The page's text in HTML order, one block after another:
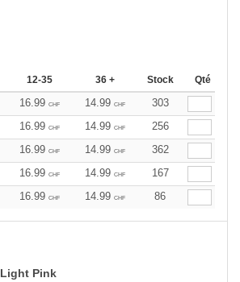
12-35 36 + Stock Qté
16.99 CHF 14.99 CHF
303
16.99 CHF 14.99 CHF
256
16.99 CHF 14.99 CHF
362
16.99 CHF 14.99 CHF
167
16.99 CHF 14.99 CHF 86
Light Pink